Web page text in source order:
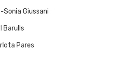
Sonia Giussani
Barulls
Pares